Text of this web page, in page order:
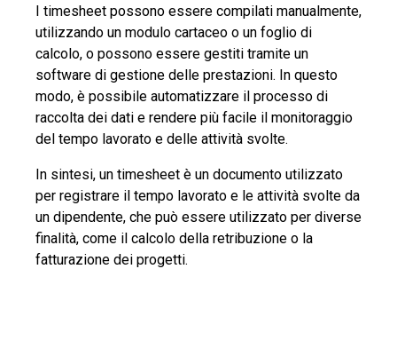
I timesheet possono essere compilati manualmente,
utilizzando un modulo cartaceo o un foglio di
calcolo, o possono essere gestiti tramite un
software di gestione delle prestazioni. In questo
modo, è possibile automatizzare il processo di
raccolta dei dati e rendere più facile il monitoraggio
del tempo lavorato e delle attività svolte.
In sintesi, un timesheet è un documento utilizzato
per registrare il tempo lavorato e le attività svolte da
un dipendente, che può essere utilizzato per diverse
finalità, come il calcolo della retribuzione o la
fatturazione dei progetti.